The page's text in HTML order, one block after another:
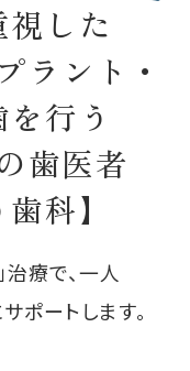
した
ラント・
行う
歯医者
科】
治療で、一人
ポートします。